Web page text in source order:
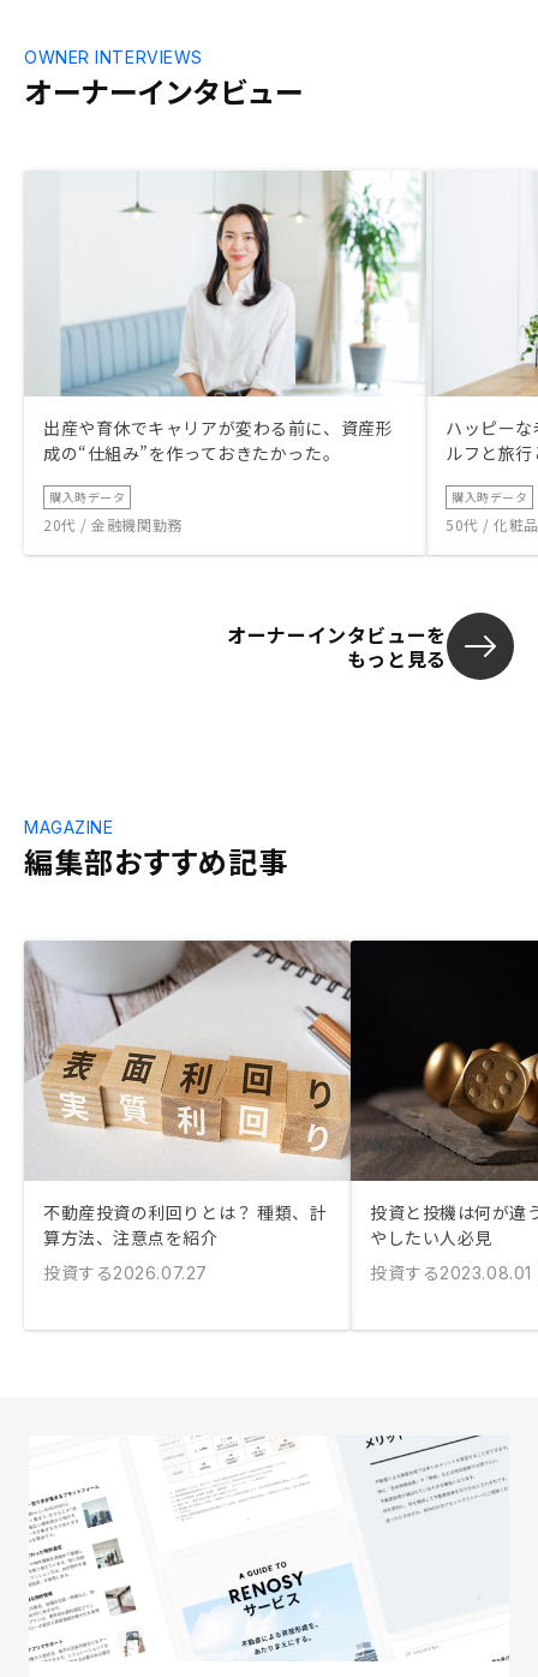
オーナーインタビュー
OWNER INTERVIEWS
出産や育休でキャリアが変わる前に、資産形
成の“仕組み”を作っておきたかった。
購入時データ
20代 / 金融機関勤務
ハッピー
ルフと旅
購入時データ
50代 / 化粧
オーナーインタビューを
もっと見る
編集部おすすめ記事
MAGAZINE
不動産投資の利回りとは？ 種類、計
算方法、注意点を紹介
投資する2026.07.27
投資と投機は何が違
やしたい人必見
投資する2023.08.01